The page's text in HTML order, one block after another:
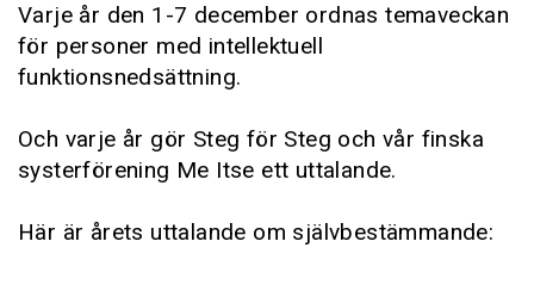
Varje år den 1-7 december ordnas temaveckan
för personer med intellektuell
funktionsnedsättning.
Och varje år gör Steg för Steg och vår finska
systerförening Me Itse ett uttalande.
Här är årets uttalande om självbestämmande: